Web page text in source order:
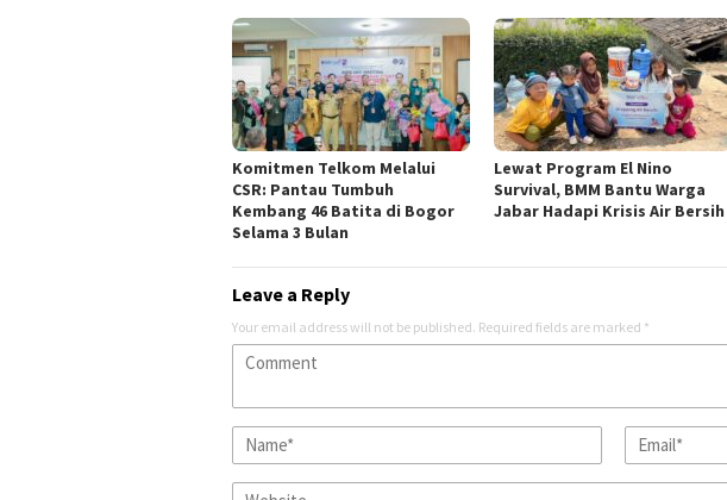
Komitmen Telkom Melalui
CSR: Pantau Tumbuh
Kembang 46 Batita di Bogor
Selama 3 Bulan
Lewat Program El Nino
Survival, BMM Bantu Warga
Jabar Hadapi Krisis Air Bersih
Leave a Reply
Your email address will not be published. Required fields are marked *